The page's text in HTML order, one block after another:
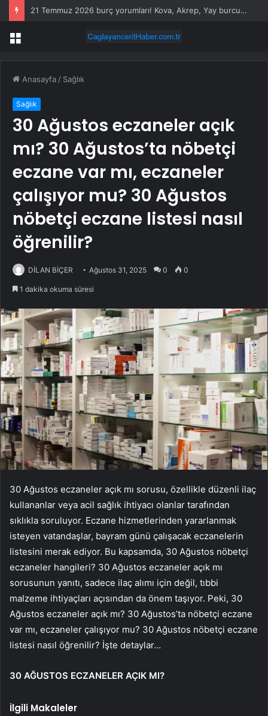
21 Temmuz 2026 burç yorumları! Kova, Akrep, Yay burcu yorumu… AŞK, EVLİLİK, SAĞLIK yorumları ne diyor?
Menü
Anasayfa / Sağlık
Sağlık
30 Ağustos eczaneler açık
mı? 30 Ağustos’ta nöbetçi
eczane var mı, eczaneler
çalışıyor mu? 30 Ağustos
nöbetçi eczane listesi nasıl
öğrenilir?
DİLAN BİÇER Ağustos 31, 2025 0 0
1 dakika okuma süresi
30 Ağustos eczaneler açık mı sorusu, özellikle düzenli ilaç
kullananlar veya acil sağlık ihtiyacı olanlar tarafından
sıklıkla soruluyor. Eczane hizmetlerinden yararlanmak
isteyen vatandaşlar, bayram günü çalışacak eczanelerin
listesini merak ediyor. Bu kapsamda, 30 Ağustos nöbetçi
eczaneler hangileri? 30 Ağustos eczaneler açık mı
sorusunun yanıtı, sadece ilaç alımı için değil, tıbbi
malzeme ihtiyaçları açısından da önem taşıyor. Peki, 30
Ağustos eczaneler açık mı? 30 Ağustos’ta nöbetçi eczane
var mı, eczaneler çalışıyor mu? 30 Ağustos nöbetçi eczane
listesi nasıl öğrenilir? İşte detaylar…
30 AĞUSTOS ECZANELER AÇIK MI?
İlgili Makaleler